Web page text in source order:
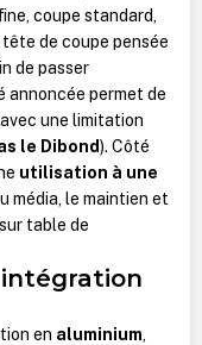
coupe standard,
de coupe pensée
de passer
annoncée permet de
une limitation
le Dibond). Côté
utilisation à une
média, le maintien et
table de
en aluminium,